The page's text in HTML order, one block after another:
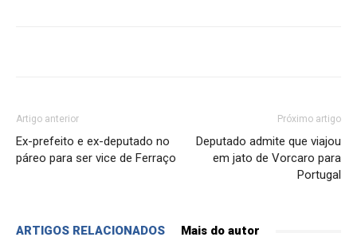
Artigo anterior
Ex-prefeito e ex-deputado no
páreo para ser vice de Ferraço
Próximo artigo
Deputado admite que viajou
em jato de Vorcaro para
Portugal
ARTIGOS RELACIONADOS Mais do autor